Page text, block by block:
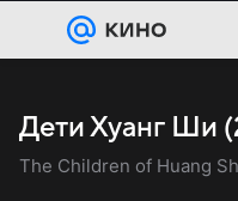
Дети Хуанг Ши
The Children of Huang